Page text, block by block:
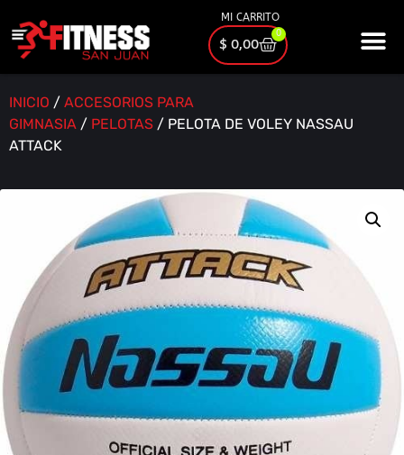
MI CARRITO
$ 0,00
0
INICIO / ACCESORIOS PARA
GIMNASIA / PELOTAS / PELOTA DE VOLEY NASSAU
ATTACK